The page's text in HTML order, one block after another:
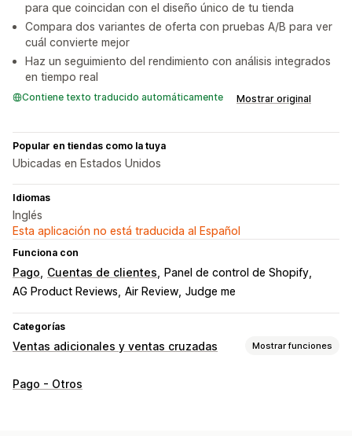
para que coincidan con el diseño único de tu tienda
Compara dos variantes de oferta con pruebas A/B para ver
cuál convierte mejor
Haz un seguimiento del rendimiento con análisis integrados
en tiempo real
Contiene texto traducido automáticamente Mostrar original
Popular en tiendas como la tuya
Ubicadas en Estados Unidos
Idiomas
Inglés
Esta aplicación no está traducida al Español
Funciona con
Pago Cuentas de clientes
Panel de control de Shopify
AG Product Reviews Air Review Judge me
Categorías
Ventas adicionales y ventas cruzadas Mostrar funciones
Personalización
Pago - Otros